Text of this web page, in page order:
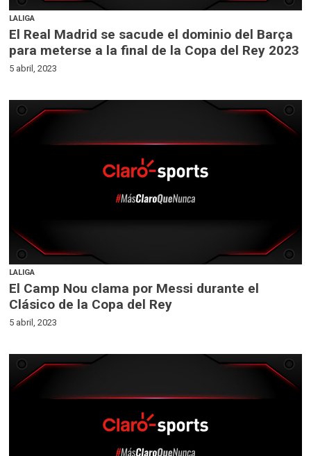
LALIGA
El Real Madrid se sacude el dominio del Barça
para meterse a la final de la Copa del Rey 2023
5 abril, 2023
LALIGA
El Camp Nou clama por Messi durante el
Clásico de la Copa del Rey
5 abril, 2023